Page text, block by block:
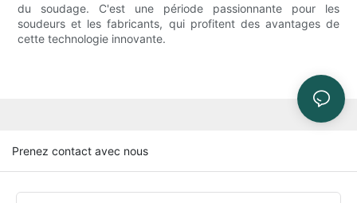
du soudage. C'est une période passionnante pour les
soudeurs et les fabricants, qui profitent des avantages de
cette technologie innovante.
Prenez contact avec nous